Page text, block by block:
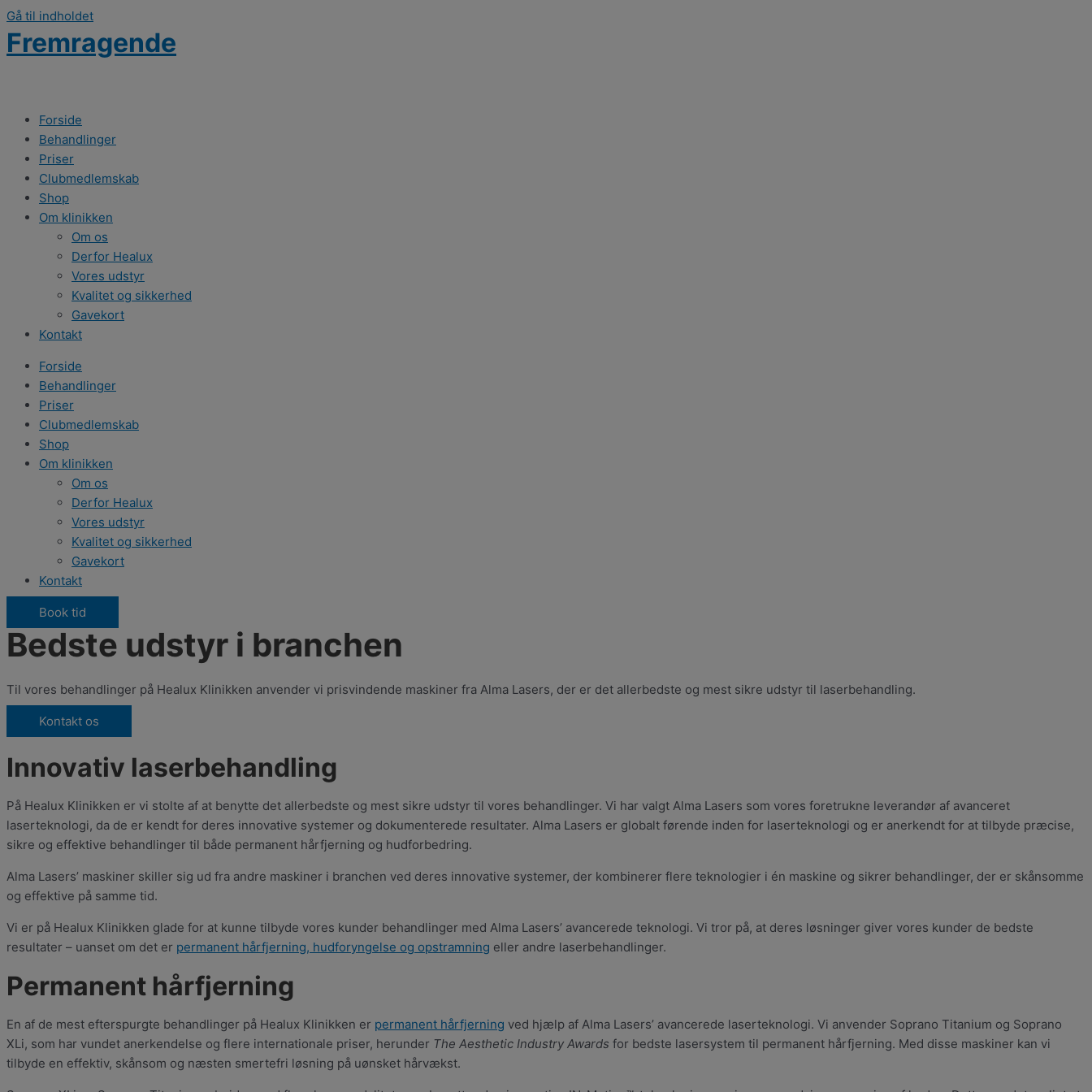
Gå til indholdet
Fremragende
Forside
Behandlinger
Priser
Clubmedlemskab
Shop
Om klinikken
Om os
Derfor Healux
Vores udstyr
Kvalitet og sikkerhed
Gavekort
Kontakt
Forside
Behandlinger
Priser
Clubmedlemskab
Shop
Om klinikken
Om os
Derfor Healux
Vores udstyr
Kvalitet og sikkerhed
Gavekort
Kontakt
Book tid
Bedste udstyr i branchen
Til vores behandlinger på Healux Klinikken anvender vi prisvindende maskiner fra Alma Lasers, der er det allerbedste og mest sikre udstyr til laserbehandling.
Kontakt os
Innovativ laserbehandling
På Healux Klinikken er vi stolte af at benytte det allerbedste og mest sikre udstyr til vores behandlinger. Vi har valgt Alma Lasers som vores foretrukne leverandør af avanceret
laserteknologi, da de er kendt for deres innovative systemer og dokumenterede resultater. Alma Lasers er globalt førende inden for laserteknologi og er anerkendt for at tilbyde præcise,
sikre og effektive behandlinger til både permanent hårfjerning og hudforbedring.
Alma Lasers’ maskiner skiller sig ud fra andre maskiner i branchen ved deres innovative systemer, der kombinerer flere teknologier i én maskine og sikrer behandlinger, der er skånsomme
og effektive på samme tid.
Vi er på Healux Klinikken glade for at kunne tilbyde vores kunder behandlinger med Alma Lasers’ avancerede teknologi. Vi tror på, at deres løsninger giver vores kunder de bedste
resultater – uanset om det er permanent hårfjerning, hudforyngelse og opstramning eller andre laserbehandlinger.
Permanent hårfjerning
En af de mest efterspurgte behandlinger på Healux Klinikken er permanent hårfjerning ved hjælp af Alma Lasers’ avancerede laserteknologi. Vi anvender Soprano Titanium og Soprano
XLi, som har vundet anerkendelse og flere internationale priser, herunder The Aesthetic Industry Awards for bedste lasersystem til permanent hårfjerning. Med disse maskiner kan vi
tilbyde en effektiv, skånsom og næsten smertefri løsning på uønsket hårvækst.